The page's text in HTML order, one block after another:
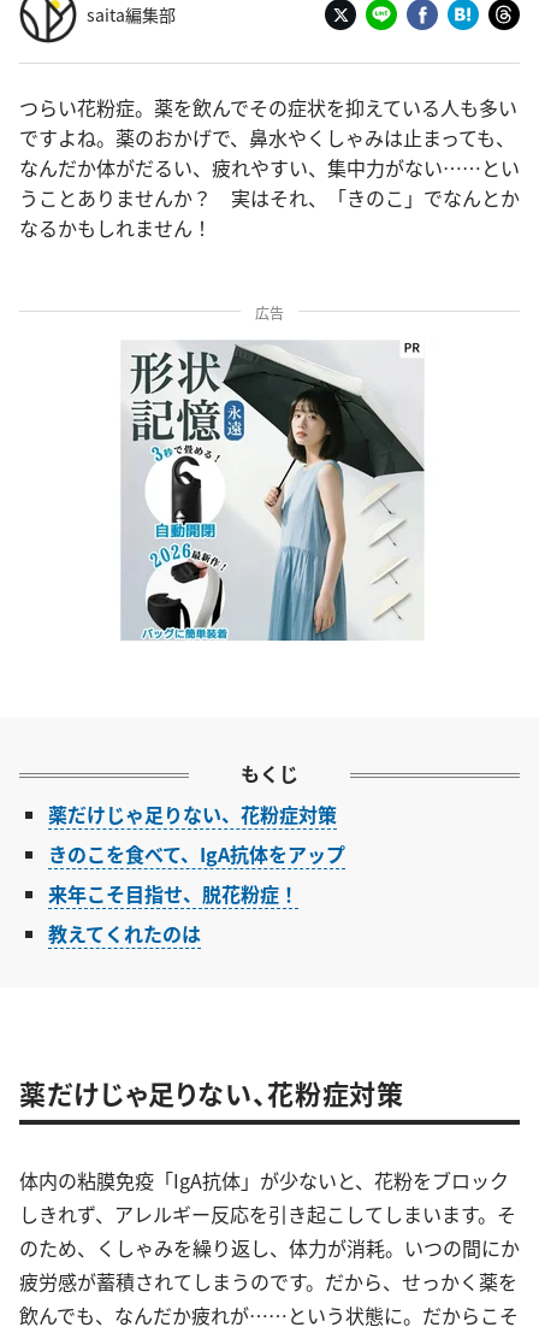
saita編集部
つらい花粉症。薬を飲んでその症状を抑えている人も多い
ですよね。薬のおかげで、鼻水やくしゃみは止まっても、
なんだか体がだるい、疲れやすい、集中力がない……とい
うことありませんか？ 実はそれ、「きのこ」でなんとか
なるかもしれません！
広告
もくじ
薬だけじゃ足りない、花粉症対策
きのこを食べて、IgA抗体をアップ
来年こそ目指せ、脱花粉症！
教えてくれたのは
薬だけじゃ足りない、花粉症対策
体内の粘膜免疫「IgA抗体」が少ないと、花粉をブロック
しきれず、アレルギー反応を引き起こしてしまいます。そ
のため、くしゃみを繰り返し、体力が消耗。いつの間にか
疲労感が蓄積されてしまうのです。だから、せっかく薬を
飲んでも、なんだか疲れが……という状態に。だからこそ